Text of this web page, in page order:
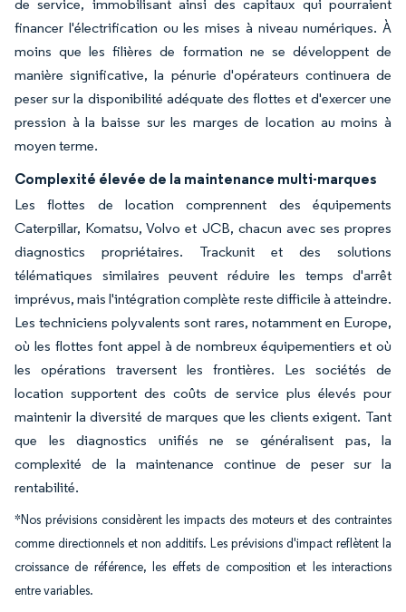
de service, immobilisant ainsi des capitaux qui pourraient
financer l'électrification ou les mises à niveau numériques. À
moins que les filières de formation ne se développent de
manière significative, la pénurie d'opérateurs continuera de
peser sur la disponibilité adéquate des flottes et d'exercer une
pression à la baisse sur les marges de location au moins à
moyen terme.
Complexité élevée de la maintenance multi-marques
Les flottes de location comprennent des équipements
Caterpillar, Komatsu, Volvo et JCB, chacun avec ses propres
diagnostics propriétaires. Trackunit et des solutions
télématiques similaires peuvent réduire les temps d'arrêt
imprévus, mais l'intégration complète reste difficile à atteindre.
Les techniciens polyvalents sont rares, notamment en Europe,
où les flottes font appel à de nombreux équipementiers et où
les opérations traversent les frontières. Les sociétés de
location supportent des coûts de service plus élevés pour
maintenir la diversité de marques que les clients exigent. Tant
que les diagnostics unifiés ne se généralisent pas, la
complexité de la maintenance continue de peser sur la
rentabilité.
*Nos prévisions considèrent les impacts des moteurs et des contraintes
comme directionnels et non additifs. Les prévisions d'impact reflètent la
croissance de référence, les effets de composition et les interactions
entre variables.